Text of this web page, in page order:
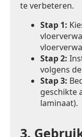
te verbeteren.
Stap 1:
Stap 2:
volgens
Stap 3:
geschikte
laminaat).
3.